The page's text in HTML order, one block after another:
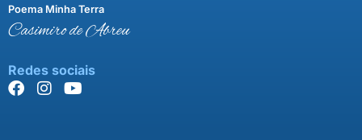
Poema Minha Terra
Casimiro de Abreu
Redes sociais